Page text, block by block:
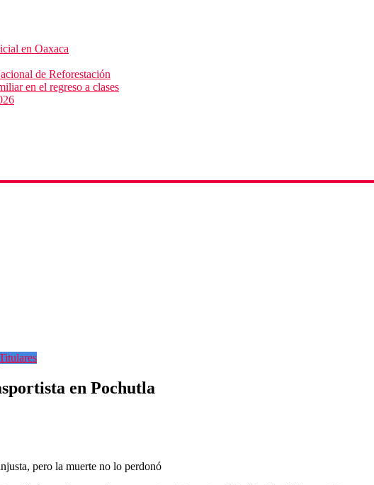
en Oaxaca
de Reforestación
en el regreso a clases
en Pochutla
pero la muerte no lo perdonó